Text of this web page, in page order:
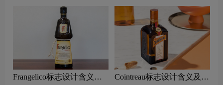
Frangelico标志设计含义及
Cointreau标志设计含义及利